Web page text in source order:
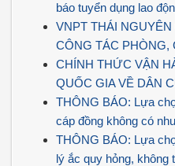
báo tuyển dụng lao
VNPT THÁI
CÔNG TÁC PHÒNG,
CHÍNH THỨC VẬN
QUỐC GIA VỀ DÂN
THÔNG BÁO: Lựa
cáp đồng không có
THÔNG BÁO: Lựa
lý ắc quy hỏng,